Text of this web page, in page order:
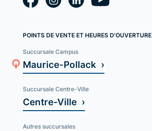
POINTS DE VENTE ET HEURES D'OUVERTURE
Succursale Campus
Maurice-Pollack ›
Succursale Centre-Ville
Centre-Ville ›
Autres succursales